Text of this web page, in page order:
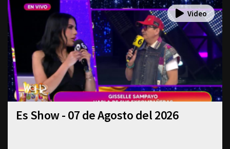
Es Show - 07 de Agosto del 2026